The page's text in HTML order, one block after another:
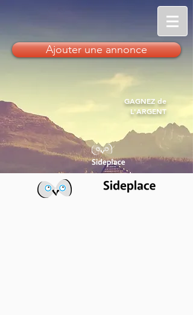
Ajouter une annonce
GAGNEZ de
L'ARGENT